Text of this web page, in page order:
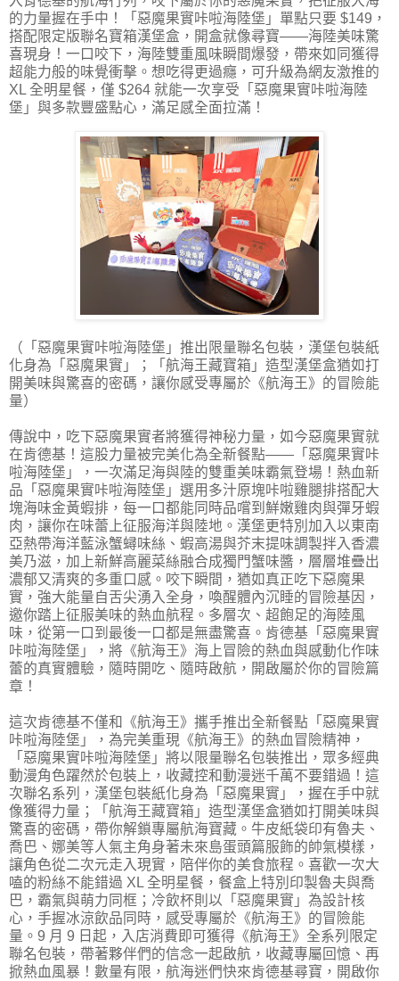
的力量握在手中！「惡魔果實咔啦海陸堡」單點只要 $149，
搭配限定版聯名寶箱漢堡盒，開盒就像尋寶——海陸美味驚
喜現身！一口咬下，海陸雙重風味瞬間爆發，帶來如同獲得
超能力般的味覺衝擊。想吃得更過癮，可升級為網友激推的
XL 全明星餐，僅 $264 就能一次享受「惡魔果實咔啦海陸
堡」與多款豐盛點心，滿足感全面拉滿！
（「惡魔果實咔啦海陸堡」推出限量聯名包裝，漢堡包裝紙
化身為「惡魔果實」；「航海王藏寶箱」造型漢堡盒猶如打
開美味與驚喜的密碼，讓你感受專屬於《航海王》的冒險能
量）
傳說中，吃下惡魔果實者將獲得神秘力量，如今惡魔果實就
在肯德基！這股力量被完美化為全新餐點——「惡魔果實咔
啦海陸堡」，一次滿足海與陸的雙重美味霸氣登場！熱血新
品「惡魔果實咔啦海陸堡」選用多汁原塊咔啦雞腿排搭配大
塊海味金黃蝦排，每一口都能同時品嚐到鮮嫩雞肉與彈牙蝦
肉，讓你在味蕾上征服海洋與陸地。漢堡更特別加入以東南
亞熱帶海洋藍泳蟹蟳味絲、蝦高湯與芥末提味調製拌入香濃
美乃滋，加上新鮮高麗菜絲融合成獨門蟹味醬，層層堆疊出
濃郁又清爽的多重口感。咬下瞬間，猶如真正吃下惡魔果
實，強大能量自舌尖湧入全身，喚醒體內沉睡的冒險基因，
邀你踏上征服美味的熱血航程。多層次、超飽足的海陸風
味，從第一口到最後一口都是無盡驚喜。肯德基「惡魔果實
咔啦海陸堡」，將《航海王》海上冒險的熱血與感動化作味
蕾的真實體驗，隨時開吃、隨時啟航，開啟屬於你的冒險篇
章！
這次肯德基不僅和《航海王》攜手推出全新餐點「惡魔果實
咔啦海陸堡」，為完美重現《航海王》的熱血冒險精神，
「惡魔果實咔啦海陸堡」將以限量聯名包裝推出，眾多經典
動漫角色躍然於包裝上，收藏控和動漫迷千萬不要錯過！這
次聯名系列，漢堡包裝紙化身為「惡魔果實」，握在手中就
像獲得力量；「航海王藏寶箱」造型漢堡盒猶如打開美味與
驚喜的密碼，帶你解鎖專屬航海寶藏。牛皮紙袋印有魯夫、
喬巴、娜美等人氣主角身著未來島蛋頭篇服飾的帥氣模樣，
讓角色從二次元走入現實，陪伴你的美食旅程。喜歡一次大
嗑的粉絲不能錯過 XL 全明星餐，餐盒上特別印製魯夫與喬
巴，霸氣與萌力同框；冷飲杯則以「惡魔果實」為設計核
心，手握冰涼飲品同時，感受專屬於《航海王》的冒險能
量。9 月 9 日起，入店消費即可獲得《航海王》全系列限定
聯名包裝，帶著夥伴們的信念一起啟航，收藏專屬回憶、再
掀熱血風暴！數量有限，航海迷們快來肯德基尋寶，開啟你